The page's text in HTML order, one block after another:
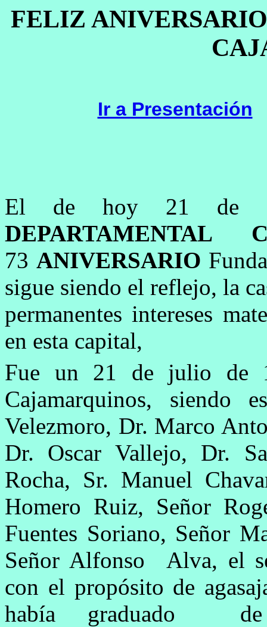
FELIZ
Ir a Presentación
El de hoy 21 de
DEPARTAMENTAL
73 ANIVERSARIO
sigue siendo el reflejo, la
permanentes intereses
en esta capital,
Fue un 21 de julio de
Cajamarquinos, siendo
Velezmoro, Dr. Marco
Dr. Oscar Vallejo, Dr.
Rocha, Sr. Manuel
Homero Ruiz, Señor
Fuentes Soriano, Señor
Señor Alfonso Alva, el
con el propósito de
había graduado